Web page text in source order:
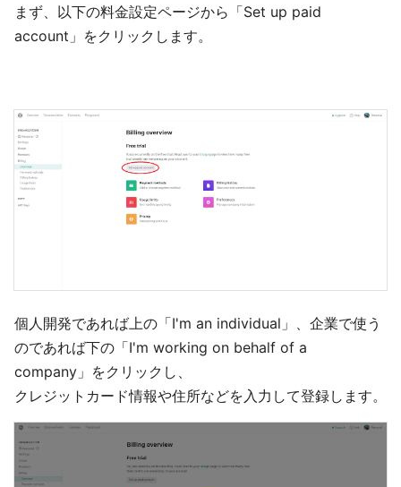
まず、以下の料金設定ページから「Set up paid
account」をクリックします。
個人開発であれば上の「I'm an individual」、企業で使う
のであれば下の「I'm working on behalf of a
company」をクリックし、
クレジットカード情報や住所などを入力して登録します。